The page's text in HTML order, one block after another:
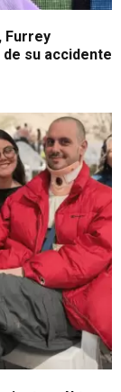
Furrey
su accidente